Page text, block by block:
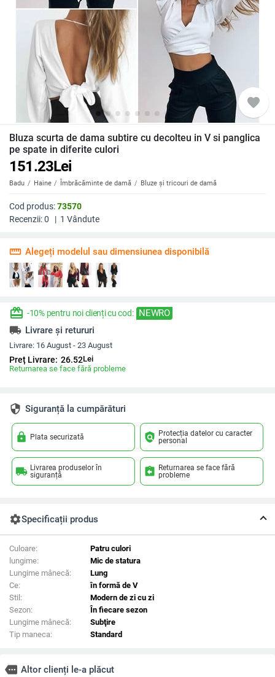
favorite
Bluza scurta de dama subtire cu decolteu in V si panglica
pe spate in diferite culori
151.23Lei
Badu Haine Îmbrăcăminte de damă Bluze și tricouri de damă
Cod produs:73570
Recenzii:0 | 1 Vândute
straighten Alegeți modelul sau dimensiunea disponibilă
redeem -10% pentru noi clienți cu cod: NEWRO
local_shipping Livrare și retururi
Livrare: 16 August - 23 August
Preț Livrare: 26.52Lei
Returnarea se face fără probleme
security Siguranță la cumpărături
lock Plata securizată policy Protecția datelor cu caracter
personal
local_shipping Livrarea produselor în
siguranță
assignment_return Returnarea se face fără
probleme
settingsSpecificații produs
Culoare:
Patru culori
lungime:
Mic de statura
Lungime mânecă:
Lung
Ce:
în formă de V
Stil:
Modern de zi cu zi
Sezon:
În fiecare sezon
Lungime mânecă:
Subţire
Tip maneca:
Standard
more Altor clienți le-a plăcut